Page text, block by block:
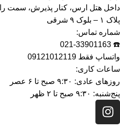
داخل هتل ارس، کنار پذیرش، سمت
پلاک ۱ – بلوک ۹ شرقی
شماره تماس:
☎️ 021-33901163
واتساپ فقط 09121012119
ساعات کاری:
روزهای عادی: ۹:۳۰ صبح تا ۶ عصر
پنج‌شنبه: ۹:۳۰ صبح تا ۲ ظهر